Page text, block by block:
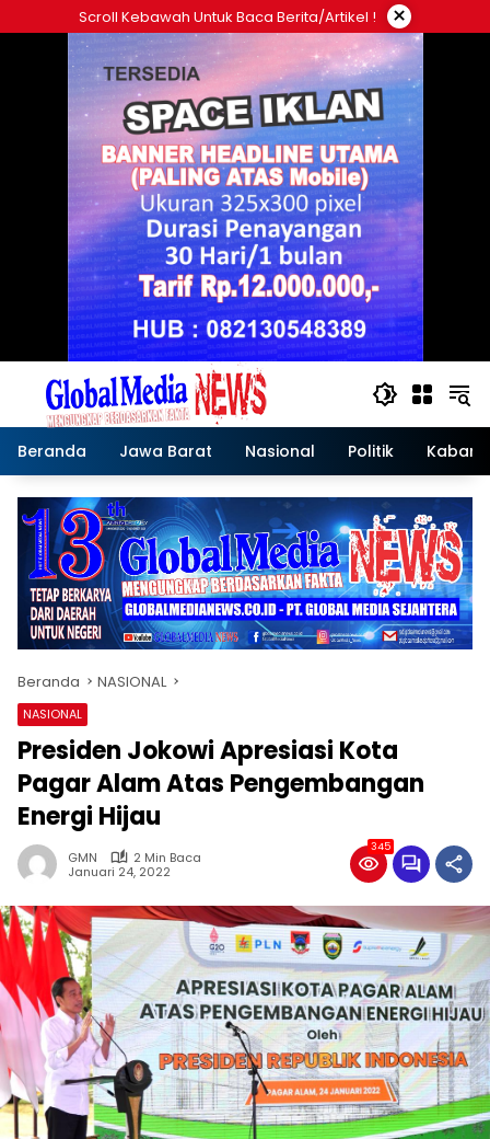
ke
Scroll Kebawah Untuk Baca Berita/artikel ! ×
Beranda Jawa Barat Nasional Politik Kabar
Beranda NASIONAL
NASIONAL
Presiden Jokowi Apresiasi Kota
Pagar Alam Atas Pengembangan
Energi Hijau
GMN
2 Min Baca
Januari 24, 2022
345